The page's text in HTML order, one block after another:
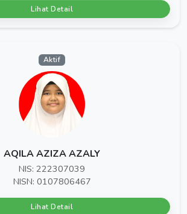
Lihat Detail
Aktif
AQILA AZIZA AZALY
NIS: 222307039
NISN: 0107806467
Lihat Detail